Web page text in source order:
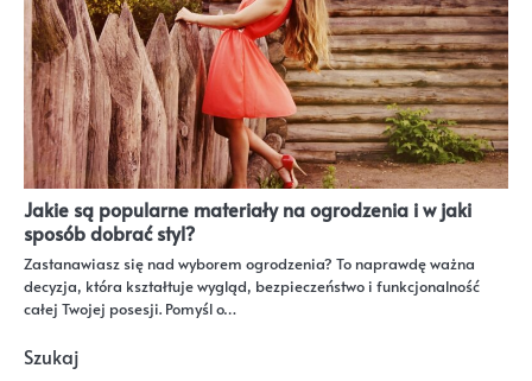
Jakie są popularne materiały na ogrodzenia i w jaki
sposób dobrać styl?
Zastanawiasz się nad wyborem ogrodzenia? To naprawdę ważna
decyzja, która kształtuje wygląd, bezpieczeństwo i funkcjonalność
całej Twojej posesji. Pomyśl o…
Szukaj